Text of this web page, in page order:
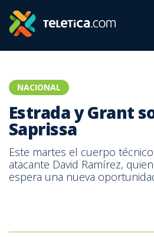
NACIONAL
Estrada y Grant
Saprissa
Este martes el cuerpo
atacante David Ramírez,
espera una nueva